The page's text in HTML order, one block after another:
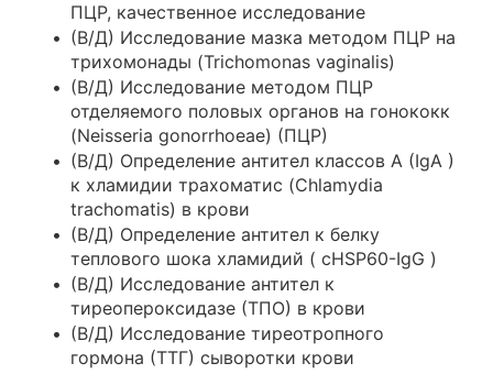
ПЦР, качественное исследование
(В/Д) Исследование мазка методом ПЦР на
трихомонады (Trichomonas vaginalis)
(В/Д) Исследование методом ПЦР
отделяемого половых органов на гонококк
(Neisseria gonorrhoeae) (ПЦР)
(В/Д) Определение антител классов A (IgA )
к хламидии трахоматис (Chlamydia
trachomatis) в крови
(В/Д) Определение антител к белку
теплового шока хламидий ( cHSP60-IgG )
(В/Д) Исследование антител к
тиреопероксидазе (ТПО) в крови
(В/Д) Исследование тиреотропного
гормона (ТТГ) сыворотки крови